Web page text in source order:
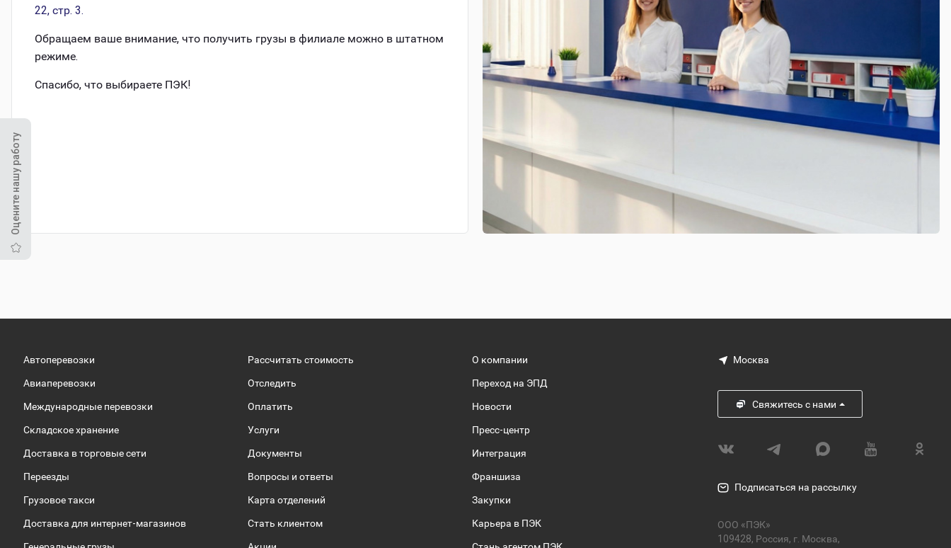
Оцените нашу работу
22, стр. 3.
Обращаем ваше внимание, что получить грузы в филиале можно в штатном
режиме.
Спасибо, что выбираете ПЭК!
Автоперевозки
Авиаперевозки
Международные перевозки
Складское хранение
Доставка в торговые сети
Переезды
Грузовое такси
Доставка для интернет-магазинов
Рассчитать стоимость
Отследить
Оплатить
Услуги
Документы
Вопросы и ответы
Карта отделений
Стать клиентом
О компании
Переход на ЭПД
Новости
Пресс-центр
Интеграция
Франшиза
Закупки
Карьера в ПЭК
Москва
Свяжитесь с нами
Подписаться на рассылку
ООО «ПЭК»
109428, Россия, г. Москва,